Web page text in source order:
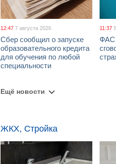
12:47 7 августа 2026
Сбер сообщил о запуске
образовательного кредита
для обучения по любой
специальности
11:37
ФАС
Ещё новости
ЖКХ, Стройка